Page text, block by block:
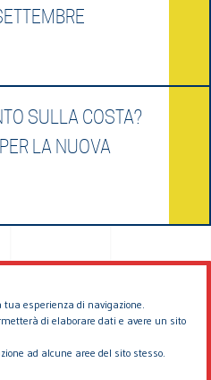
esperienza di navigazione.
di elaborare dati e avere un sito
ad alcune aree del sito stesso.
SULLA COSTA?
LA NUOVA